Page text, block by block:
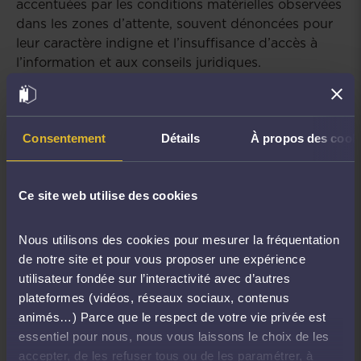
Consentement Détails À propos des
Ce site web utilise des cookies
Nous utilisons des cookies pour mesurer la fréquentation
de notre site et pour vous proposer une expérience
utilisateur fondée sur l’interactivité avec d’autres
plateformes (vidéos, réseaux sociaux, contenus
animés…) Parce que le respect de votre vie privée est
essentiel pour nous, nous vous laissons le choix de les
accepter, de les refuser tous ou de les paramétrer, à
accentuées par les conditions matérielles observées
dans les zones d’attente, souvent dénoncées pour
leur caractère indigne et l’insuffisance d’accès à
l’information et aux conseils juridiques.
Ces fragilités se retrouvent dans le règlement (UE)
2024/1348 relatif aux procédures d’asile, qui
impose une harmonisation et une accélération des
procédures. Si ce texte consacre un droit à des avis
recours, il introduit une distinction contestée entre
d’exclusion, notamment pour certaines demandes
considérées comme dilatoires. En pratique, le plan
français de mise en œuvre n’envisage pas de
modifications substantielles, s’appuyant largement
sur les dispositifs existants, notamment associatifs,
au détriment du rôle des avocats.